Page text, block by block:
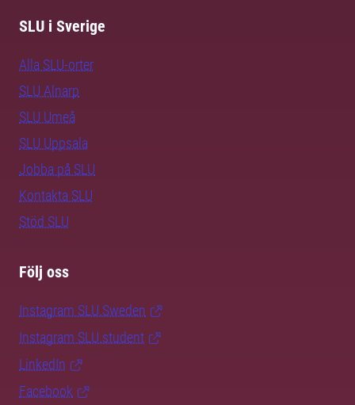
SLU i Sverige
Alla SLU-orter
SLU Alnarp
SLU Umeå
SLU Uppsala
Jobba på SLU
Kontakta SLU
Stöd SLU
Följ oss
Instagram SLU.Sweden
Instagram SLU.student
LinkedIn
Facebook